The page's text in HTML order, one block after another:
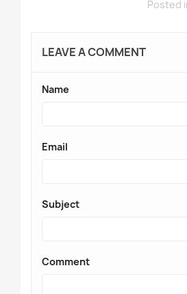
Posted
LEAVE A COMMENT
Name
Email
Subject
Comment